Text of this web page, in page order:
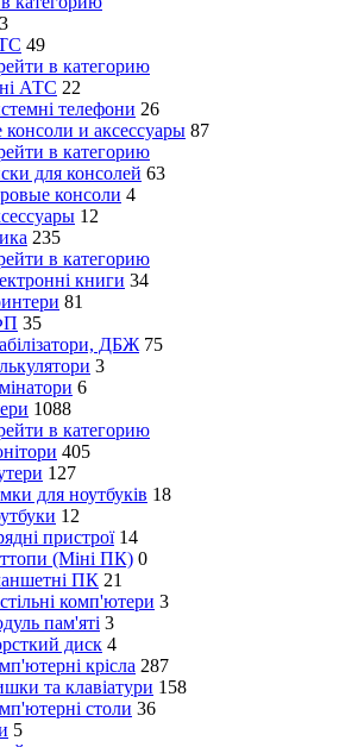
49
в категорию
АТС 22
телефони 26
и аксессуары 87
в категорию
для консолей 63
консоли 4
12
235
в категорию
книги 34
81
35
ДБЖ 75
3
6
1088
в категорию
405
127
для ноутбуків 18
12
пристрої 14
(Міні ПК) 0
ПК 21
комп'ютери 3
пам'яті 3
диск 4
крісла 287
та клавіатури 158
столи 36
5